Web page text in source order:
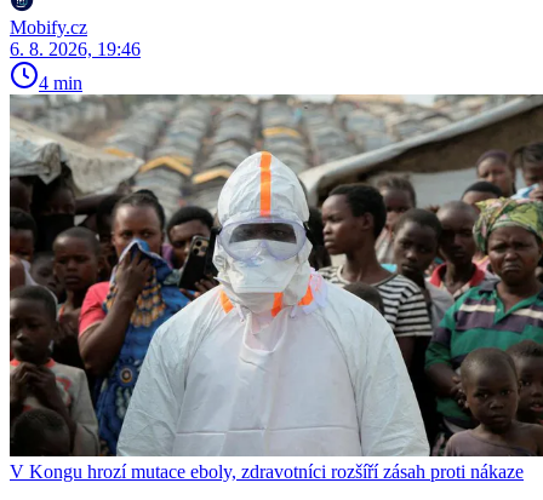
Mobify.cz
6. 8. 2026, 19:46
4 min
V Kongu hrozí mutace eboly, zdravotníci rozšíří zásah proti nákaze